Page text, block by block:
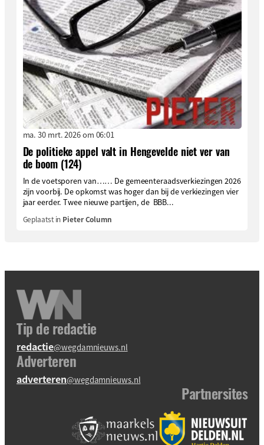
ma. 30 mrt. 2026 om 06:01
De politieke appel valt in Hengevelde niet ver van
de boom (124)
In de voetsporen van…… De gemeenteraadsverkiezingen 2026
zijn voorbij. De opkomst was hoger dan bij de verkiezingen vier
jaar eerder. Twee nieuwe partijen, de BBB...
Geplaatst in Pieter Column
Tip de redactie
redactie@wegdamnieuws.nl
Adverteren
adverteren@wegdamnieuws.nl
Partnersites